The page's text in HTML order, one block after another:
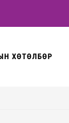
ХӨТӨЛБӨР